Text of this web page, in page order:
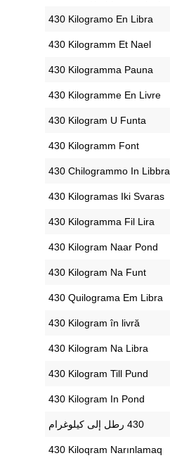
‎430 Kilogramo En Libra
‎430 Kilogramm Et Nael
‎430 Kilogramma Pauna
‎430 Kilogramme En Livre
‎430 Kilogram U Funta
‎430 Kilogramm Font
‎430 Chilogrammo In Libbra
‎430 Kilogramas Iki Svaras
‎430 Kilogramma Fil Lira
‎430 Kilogram Naar Pond
‎430 Kilogram Na Funt
‎430 Quilograma Em Libra
‎430 Kilogram în livră
‎430 Kilogram Na Libra
‎430 Kilogram Till Pund
‎430 Kilogram In Pond
‎430 Kiloqram Narınlamaq